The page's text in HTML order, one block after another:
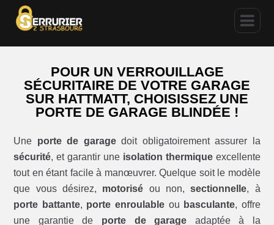
POUR UN VERROUILLAGE
SÉCURITAIRE DE VOTRE GARAGE
SUR HATTMATT, CHOISISSEZ UNE
PORTE DE GARAGE BLINDÉE !
Une porte de garagedoit obligatoirement assurer la
sécurité, et garantir une isolation thermiqueexcellente
tout en étant facile à manœuvrer. Quelque soit le modèle
que vous désirez, motorisé ou non,sectionnelle, à
porte battante, porte enroulable ou basculante, offre
une garantie de porte de garage adaptée à la